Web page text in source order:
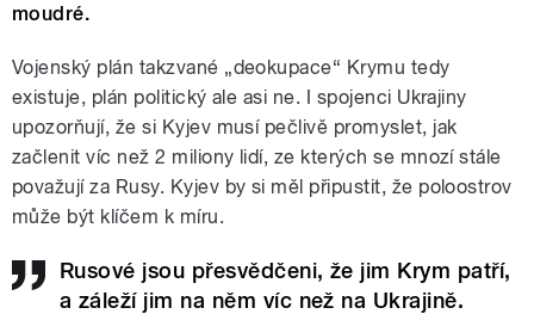
moudré.
Vojenský plán takzvané „deokupace“ Krymu tedy
existuje, plán politický ale asi ne. I spojenci Ukrajiny
upozorňují, že si Kyjev musí pečlivě promyslet, jak
začlenit víc než 2 miliony lidí, ze kterých se mnozí stále
považují za Rusy. Kyjev by si měl připustit, že poloostrov
může být klíčem k míru.
Rusové jsou přesvědčeni, že jim Krym patří,
a záleží jim na něm víc než na Ukrajině.